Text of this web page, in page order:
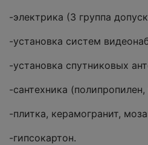
-электрика (3 группа
-установка систем
-установка спутниковых
-сантехника (полипропилен,
-плитка, керамогранит,
-гипсокартон.